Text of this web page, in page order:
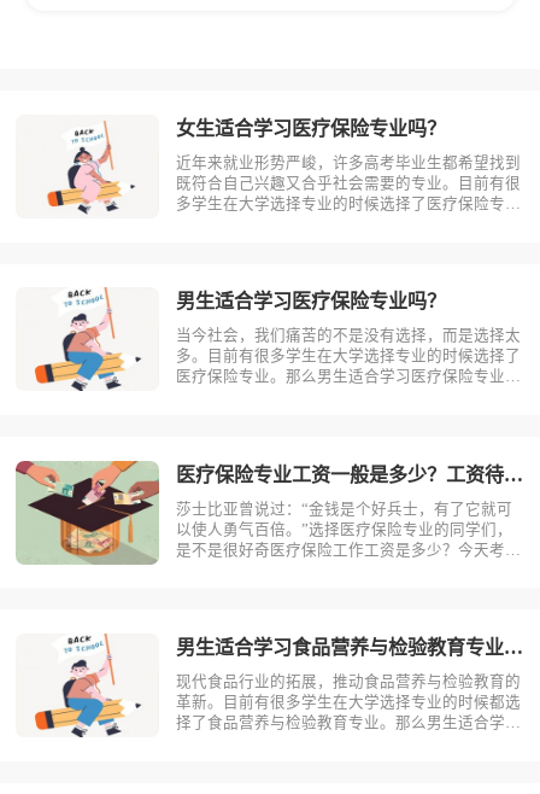
女生适合学习医疗保险专业吗？
近年来就业形势严峻，许多高考毕业生都希望找到
既符合自己兴趣又合乎社会需要的专业。目前有很
多学生在大学选择专业的时候选择了医疗保险专
么？医疗保险，是指以保险合同约定的医疗?
男生适合学习医疗保险专业吗？
当今社会，我们痛苦的不是没有选择，而是选择太
多。目前有很多学生在大学选择专业的时候选择了
医疗保险专业。那么男生适合学习医疗保险专业
医疗保险专业工资一般是多少？工资待遇好吗？
莎士比亚曾说过：“金钱是个好兵士，有了它就可
以使人勇气百倍。”选择医疗保险专业的同学们，
是不是很好奇医疗保险工作工资是多少？今天考动
男生适合学习食品营养与检验教育专业吗？
现代食品行业的拓展，推动食品营养与检验教育的
革新。目前有很多学生在大学选择专业的时候都选
择了食品营养与检验教育专业。那么男生适合学习